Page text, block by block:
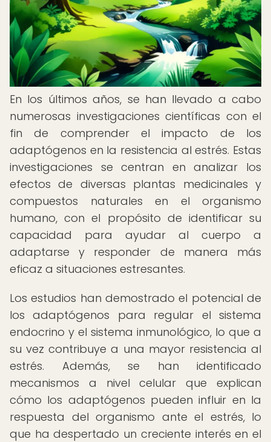
En los últimos años, se han llevado a cabo
numerosas investigaciones científicas con el
fin de comprender el impacto de los
adaptógenos en la resistencia al estrés. Estas
investigaciones se centran en analizar los
efectos de diversas plantas medicinales y
compuestos naturales en el organismo
humano, con el propósito de identificar su
capacidad para ayudar al cuerpo a
adaptarse y responder de manera más
eficaz a situaciones estresantes.
Los estudios han demostrado el potencial de
los adaptógenos para regular el sistema
endocrino y el sistema inmunológico, lo que a
su vez contribuye a una mayor resistencia al
estrés. Además, se han identificado
mecanismos a nivel celular que explican
cómo los adaptógenos pueden influir en la
respuesta del organismo ante el estrés, lo
que ha despertado un creciente interés en el